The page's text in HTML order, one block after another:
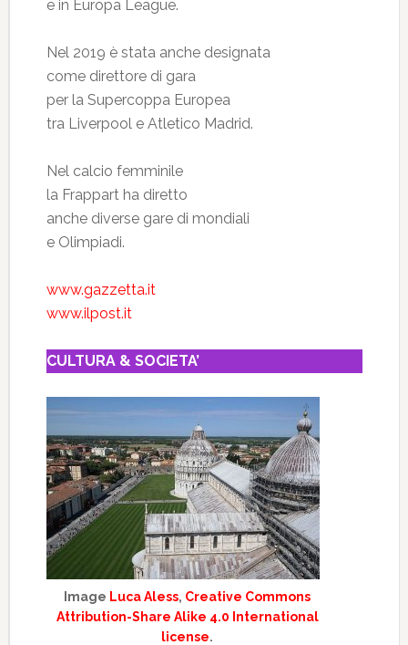
e in Europa League.
Nel 2019 è stata anche designata
come direttore di gara
per la Supercoppa Europea
tra Liverpool e Atletico Madrid.
Nel calcio femminile
la Frappart ha diretto
anche diverse gare di mondiali
e Olimpiadi.
www.gazzetta.it
www.ilpost.it
CULTURA & SOCIETA’
Image Luca Aless, Creative Commons
Attribution-Share Alike 4.0 International
license.